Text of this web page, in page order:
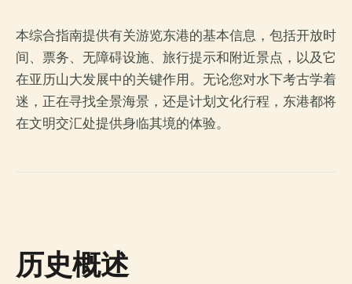
本综合指南提供有关游览东港的基本信息，包括开放时
间、票务、无障碍设施、旅行提示和附近景点，以及它
在亚历山大发展中的关键作用。无论您对水下考古学着
迷，正在寻找全景海景，还是计划文化行程，东港都将
在文明交汇处提供身临其境的体验。
历史概述